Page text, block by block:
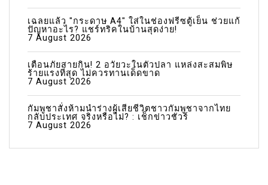
เฉลยแล้ว "กระดาษ A4" ใส่ในช่องฟรีซตู้เย็น ช่วยแก้
ปัญหาอะไร? แชร์ทริคในบ้านสุดง่าย!
7 August 2026
เตือนภัยสายกิน! 2 อวัยวะในตัวปลา แหล่งสะสมพิษ
ร้ายแรงที่สุด ไม่ควรทานเด็ดขาด
7 August 2026
กัมพูชาสั่งห้ามนำร่างผู้เสียชีวิตชาวกัมพูชาจากไทย
กลับประเทศ จริงหรือไม่? : เช็กข่าวชัวร์
7 August 2026